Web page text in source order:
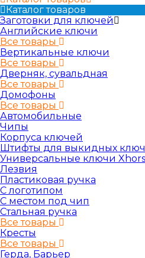
Каталог товаров
Заготовки для ключей
Английские ключи
Все товары
Вертикальные ключи
Все товары
Дверняк, сувальдная
Все товары
Домофоны
Все товары
Автомобильные
Чипы
Корпуса ключей
Штифты для выкидных
Универсальные ключи
Лезвия
Пластиковая ручка
С логотипом
С местом под чип
Стальная ручка
Все товары
Кресты
Все товары
Герда, Барьер